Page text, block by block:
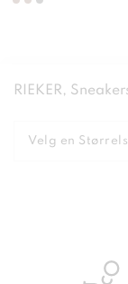
RIEKER,
Velg en